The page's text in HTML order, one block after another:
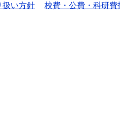
扱い方針 校費・公費・科研